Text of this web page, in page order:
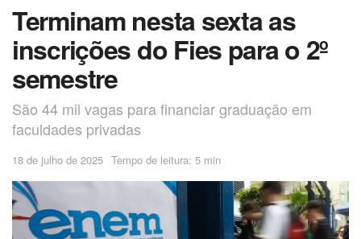
Terminam nesta sexta as
inscrições do Fies para o 2º
semestre
São 44 mil vagas para financiar graduação em
faculdades privadas
18 de julho de 2025 Tempo de leitura: 5 min